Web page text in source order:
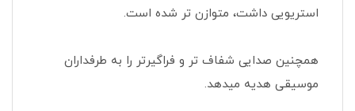
استریویی داشت، متوازن تر شده است.
همچنین صدایی شفاف تر و فراگیرتر را به طرفداران
موسیقی هدیه میدهد.